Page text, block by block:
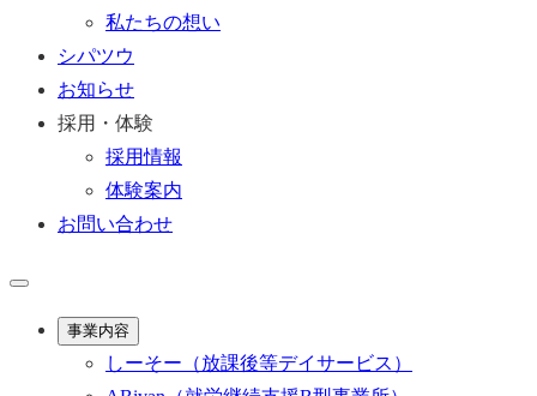
私たちの想い
シパツウ
お知らせ
採用・体験
採用情報
体験案内
お問い合わせ
事業内容
しーそー （放課後等デイサービス）